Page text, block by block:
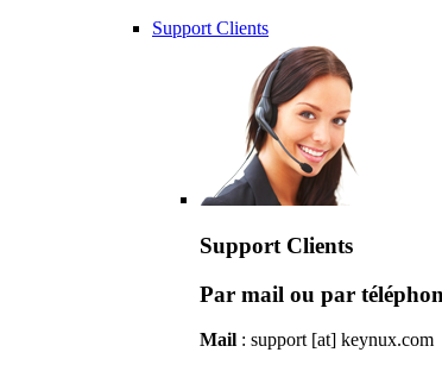
Support Clients
Support Clients
Par mail ou par
Mail : support [at] keynux.com